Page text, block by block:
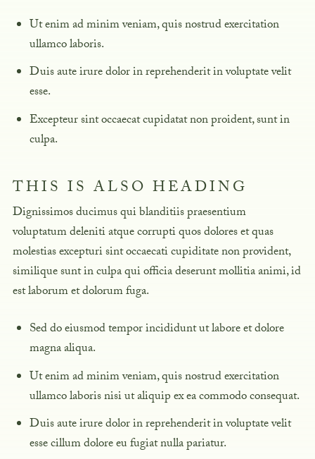
Ut enim ad minim veniam, quis nostrud exercitation
ullamco laboris.
Duis aute irure dolor in reprehenderit in voluptate velit
esse.
Excepteur sint occaecat cupidatat non proident, sunt in
culpa.
THIS IS ALSO HEADING
Dignissimos ducimus qui blanditiis praesentium
voluptatum deleniti atque corrupti quos dolores et quas
molestias excepturi sint occaecati cupiditate non provident,
similique sunt in culpa qui officia deserunt mollitia animi, id
est laborum et dolorum fuga.
Sed do eiusmod tempor incididunt ut labore et dolore
magna aliqua.
Ut enim ad minim veniam, quis nostrud exercitation
ullamco laboris nisi ut aliquip ex ea commodo consequat.
Duis aute irure dolor in reprehenderit in voluptate velit
esse cillum dolore eu fugiat nulla pariatur.